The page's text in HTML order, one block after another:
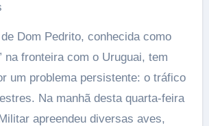
Dom Pedrito, conhecida como
na fronteira com o Uruguai, tem
um problema persistente: o tráfico
Na manhã desta quarta-feira
apreendeu diversas aves,